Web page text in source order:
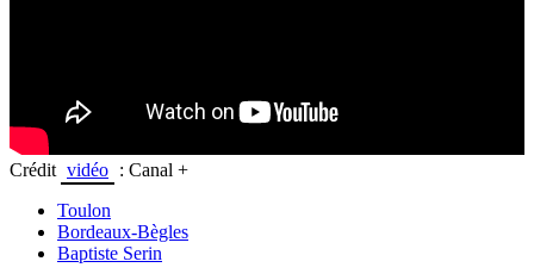
Crédit vidéo : Canal +
Toulon
Bordeaux-Bègles
Baptiste Serin